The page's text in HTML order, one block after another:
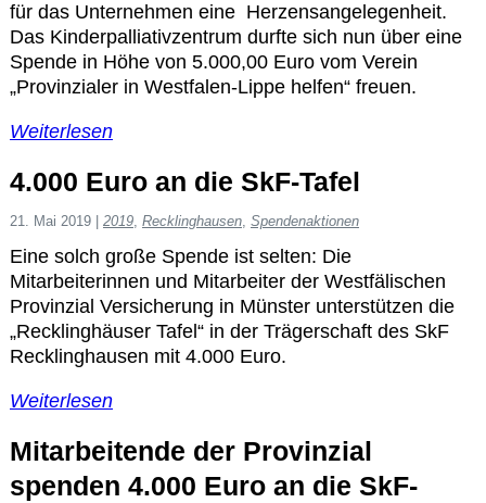
für das Unternehmen eine Herzensangelegenheit.
Das Kinderpalliativzentrum durfte sich nun über eine
Spende in Höhe von 5.000,00 Euro vom Verein
„Provinzialer in Westfalen-Lippe helfen“ freuen.
Weiterlesen
4.000 Euro an die SkF-Tafel
21. Mai 2019 2019, Recklinghausen, Spendenaktionen
Eine solch große Spende ist selten: Die
Mitarbeiterinnen und Mitarbeiter der Westfälischen
Provinzial Versicherung in Münster unterstützen die
„Recklinghäuser Tafel“ in der Trägerschaft des SkF
Recklinghausen mit 4.000 Euro.
Weiterlesen
Mitarbeitende der Provinzial
spenden 4.000 Euro an die SkF-